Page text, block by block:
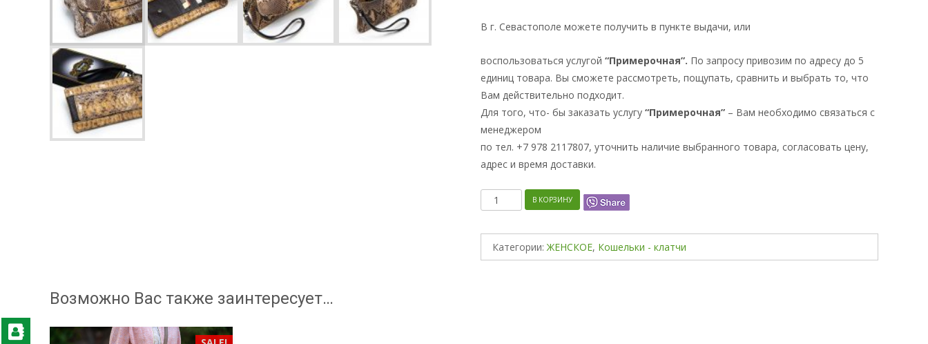
В г. Севастополе можете получить в пункте выдачи, или
воспользоваться услугой “Примерочная”. По запросу привозим по адресу до 5
единиц товара. Вы сможете рассмотреть, пощупать, сравнить и выбрать то, что
Вам действительно подходит.
Для того, что- бы заказать услугу “Примерочная” – Вам необходимо связаться с
менеджером
по тел. +7 978 2117807, уточнить наличие выбранного товара, согласовать цену,
адрес и время доставки.
КоличествоВ КОРЗИНУ
Категории:ЖЕНСКОЕ, Кошельки - клатчи
Возможно Вас также заинтересует…